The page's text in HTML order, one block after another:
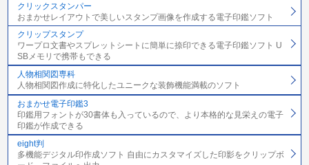
クリックスタンパー
おまかせレイアウトで美しいスタンプ画像を作成する電子印鑑ソフト
クリップスタンプ
ワープロ文書やスプレットシートに簡単に捺印できる電子印鑑ソフト U
SBメモリで携帯もできる
人物相関図専科
人物相関図作成に特化したユニークな装飾機能満載のソフト
おまかせ電子印鑑3
印鑑用フォントが30書体も入っているので、より本格的な見栄えの電子
印鑑が作成できる
eight判
多機能デジタル印作成ソフト 自由にカスタマイズした印影をクリップボ